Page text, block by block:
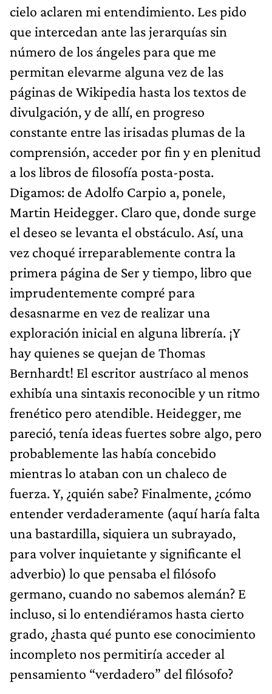
cielo aclaren mi entendimiento. Les pido
que intercedan ante las jerarquías sin
número de los ángeles para que me
permitan elevarme alguna vez de las
páginas de Wikipedia hasta los textos de
divulgación, y de allí, en progreso
constante entre las irisadas plumas de la
comprensión, acceder por fin y en plenitud
a los libros de filosofía posta-posta.
Digamos: de Adolfo Carpio a, ponele,
Martin Heidegger. Claro que, donde surge
el deseo se levanta el obstáculo. Así, una
vez choqué irreparablemente contra la
primera página de Ser y tiempo, libro que
imprudentemente compré para
desasnarme en vez de realizar una
exploración inicial en alguna librería. ¡Y
hay quienes se quejan de Thomas
Bernhardt! El escritor austríaco al menos
exhibía una sintaxis reconocible y un ritmo
frenético pero atendible. Heidegger, me
pareció, tenía ideas fuertes sobre algo, pero
probablemente las había concebido
mientras lo ataban con un chaleco de
fuerza. Y, ¿quién sabe? Finalmente, ¿cómo
entender verdaderamente (aquí haría falta
una bastardilla, siquiera un subrayado,
para volver inquietante y significante el
adverbio) lo que pensaba el filósofo
germano, cuando no sabemos alemán? E
incluso, si lo entendiéramos hasta cierto
grado, ¿hasta qué punto ese conocimiento
incompleto nos permitiría acceder al
pensamiento “verdadero” del filósofo?